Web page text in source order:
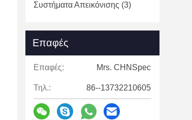
Συστήματα Απεικόνισης (3)
Επαφές
Επαφές: Mrs. CHNSpec
Τηλ.: 86--13732210605